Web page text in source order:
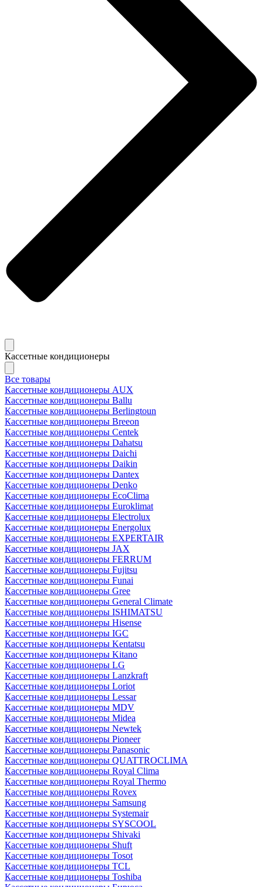
Кассетные кондиционеры
Все товары
Кассетные кондиционеры AUX
Кассетные кондиционеры Ballu
Кассетные кондиционеры Berlingtoun
Кассетные кондиционеры Breeon
Кассетные кондиционеры Centek
Кассетные кондиционеры Dahatsu
Кассетные кондиционеры Daichi
Кассетные кондиционеры Daikin
Кассетные кондиционеры Dantex
Кассетные кондиционеры Denko
Кассетные кондиционеры EcoClima
Кассетные кондиционеры Euroklimat
Кассетные кондиционеры Electrolux
Кассетные кондиционеры Energolux
Кассетные кондиционеры EXPERTAIR
Кассетные кондиционеры JAX
Кассетные кондиционеры FERRUM
Кассетные кондиционеры Fujitsu
Кассетные кондиционеры Funai
Кассетные кондиционеры Gree
Кассетные кондиционеры General Climate
Кассетные кондиционеры ISHIMATSU
Кассетные кондиционеры Hisense
Кассетные кондиционеры IGC
Кассетные кондиционеры Kentatsu
Кассетные кондиционеры Kitano
Кассетные кондиционеры LG
Кассетные кондиционеры Lanzkraft
Кассетные кондиционеры Loriot
Кассетные кондиционеры Lessar
Кассетные кондиционеры MDV
Кассетные кондиционеры Midea
Кассетные кондиционеры Newtek
Кассетные кондиционеры Pioneer
Кассетные кондиционеры Panasonic
Кассетные кондиционеры QUATTROCLIMA
Кассетные кондиционеры Royal Clima
Кассетные кондиционеры Royal Thermo
Кассетные кондиционеры Rovex
Кассетные кондиционеры Samsung
Кассетные кондиционеры Systemair
Кассетные кондиционеры SYSCOOL
Кассетные кондиционеры Shivaki
Кассетные кондиционеры Shuft
Кассетные кондиционеры Tosot
Кассетные кондиционеры TCL
Кассетные кондиционеры Toshiba